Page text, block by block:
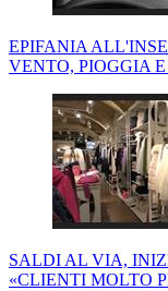
EPIFANIA
VENTO, PIOGGIA
SALDI AL VIA,
«CLIENTI MOLTO